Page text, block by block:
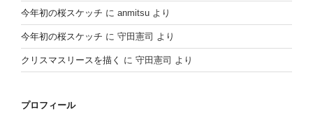
今年初の桜スケッチ に anmitsu より
今年初の桜スケッチ に 守田憲司 より
クリスマスリースを描く に 守田憲司 より
プロフィール